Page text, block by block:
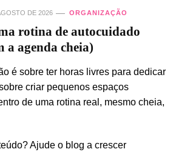
DE 2026 ORGANIZAÇÃO
rotina de autocuidado
a agenda cheia)
é sobre ter horas livres para dedicar
criar pequenos espaços
de uma rotina real, mesmo cheia,
Ajude o blog a crescer